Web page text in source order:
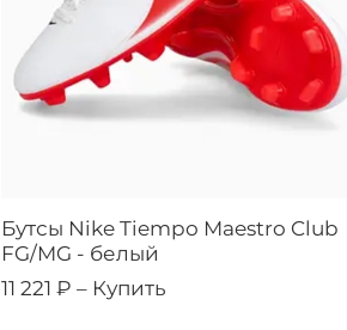
Бутсы Nike Tiempo Maestro Club
FG/MG - белый
11 221 ₽ – Купить